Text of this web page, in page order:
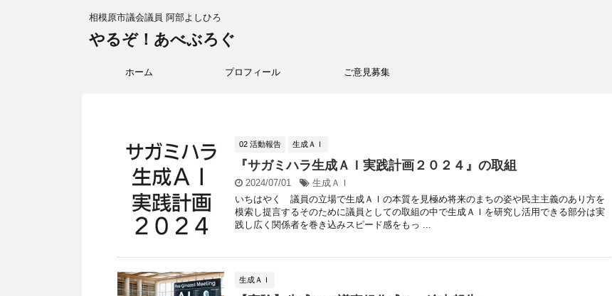
相模原市議会議員 阿部よしひろ
やるぞ！あべぶろぐ
ホーム プロフィール ご意見募集
02 活動報告 生成ＡＩ
『サガミハラ生成ＡＩ実践計画２０２４』の取組
2024/07/01
生成ＡＩ
いちはやく 議員の立場で生成ＡＩの本質を見極め将来のまちの姿や民主主義のあり方を
模索し提言するそのために議員としての取組の中で生成ＡＩを研究し活用できる部分は実
践し広く関係者を巻き込みスピード感をもっ ...
生成ＡＩ